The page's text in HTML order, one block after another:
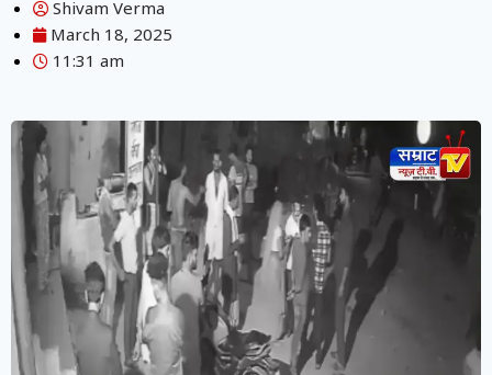
Shivam Verma
March 18, 2025
11:31 am